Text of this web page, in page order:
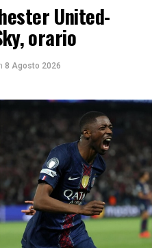
United-
orario
8 Agosto 2026